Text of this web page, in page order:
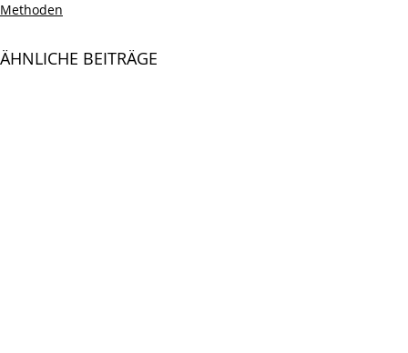
Methoden
ÄHNLICHE BEITRÄGE